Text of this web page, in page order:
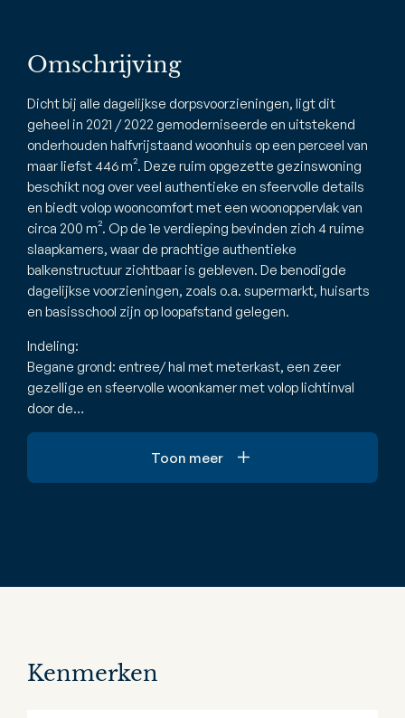
Omschrijving
Dicht bij alle dagelijkse dorpsvoorzieningen, ligt dit
geheel in 2021 / 2022 gemoderniseerde en uitstekend
onderhouden halfvrijstaand woonhuis op een perceel van
maar liefst 446 m². Deze ruim opgezette gezinswoning
beschikt nog over veel authentieke en sfeervolle details
en biedt volop wooncomfort met een woonoppervlak van
circa 200 m². Op de 1e verdieping bevinden zich 4 ruime
slaapkamers, waar de prachtige authentieke
balkenstructuur zichtbaar is gebleven. De benodigde
dagelijkse voorzieningen, zoals o.a. supermarkt, huisarts
en basisschool zijn op loopafstand gelegen.
Indeling:
Begane grond: entree/ hal met meterkast, een zeer
gezellige en sfeervolle woonkamer met volop lichtinval
door de…
Toon meer
Kenmerken